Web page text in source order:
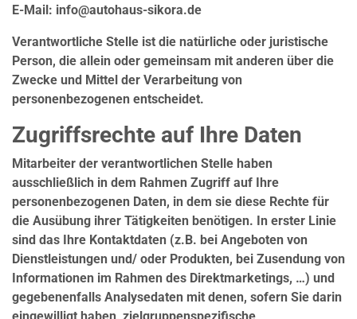
E-Mail: info@autohaus-sikora.de
Verantwortliche Stelle ist die natürliche oder juristische
Person, die allein oder gemeinsam mit anderen über die
Zwecke und Mittel der Verarbeitung von
personenbezogenen entscheidet.
Zugriffsrechte auf Ihre Daten
Mitarbeiter der verantwortlichen Stelle haben
ausschließlich in dem Rahmen Zugriff auf Ihre
personenbezogenen Daten, in dem sie diese Rechte für
die Ausübung ihrer Tätigkeiten benötigen. In erster Linie
sind das Ihre Kontaktdaten (z.B. bei Angeboten von
Dienstleistungen und/ oder Produkten, bei Zusendung von
Informationen im Rahmen des Direktmarketings, …) und
gegebenenfalls Analysedaten mit denen, sofern Sie darin